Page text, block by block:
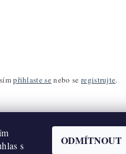
přihlaste senebo se registrujte.
s
ODMÍTNOUT